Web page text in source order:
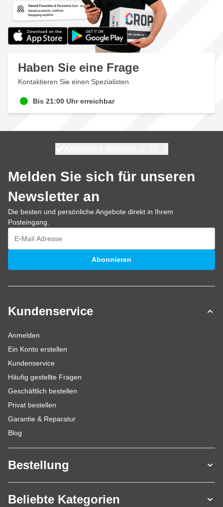
Haben Sie eine Frage
Kontaktieren Sie einen Spezialisten
Bis 21:00 Uhr erreichbar
Melden Sie sich für unseren
Newsletter an
Die besten und persönliche Angebote direkt in Ihrem
Posteingang.
E-Mailadresse
Abonnieren
Kundenservice
Anmelden
Ein Konto erstellen
Kundenservice
Häufig gestellte Fragen
Geschäftlich bestellen
Privat bestellen
Garantie & Reparatur
Blog
Bestellung
Beliebte Kategorien